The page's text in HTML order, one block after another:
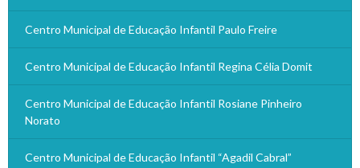
Centro Municipal de Educação Infantil Paulo Freire
Centro Municipal de Educação Infantil Regina Célia Domit
Centro Municipal de Educação Infantil Rosiane Pinheiro
Norato
Centro Municipal de Educação Infantil “Agadil Cabral”